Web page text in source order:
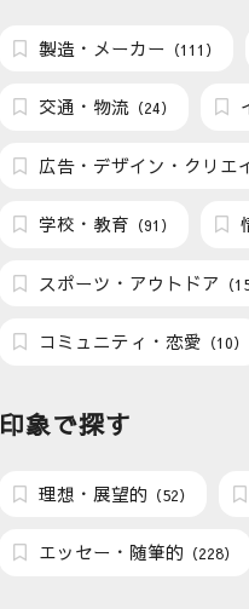
製造・メーカー （111）
交通・物流 （24）
広告・デザイン・クリエ
学校・教育 （91）
スポーツ・アウトドア （
コミュニティ・恋愛 （10）
印象で探す
理想・展望的 （52）
エッセー・随筆的 （228）